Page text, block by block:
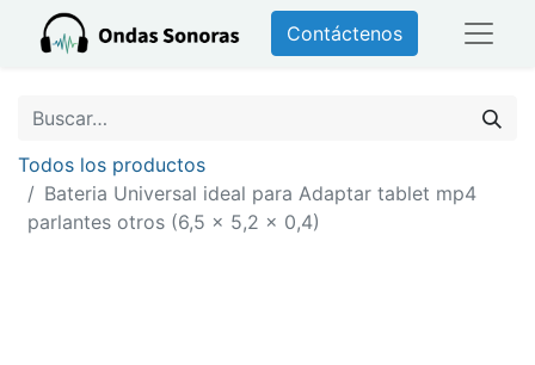
Contáctenos
Todos los productos
Bateria Universal ideal para Adaptar tablet mp4
parlantes otros (6,5 x 5,2 x 0,4)